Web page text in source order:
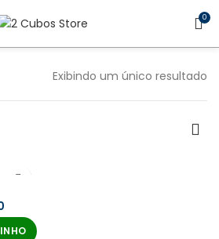
0
Exibindo um único resultado